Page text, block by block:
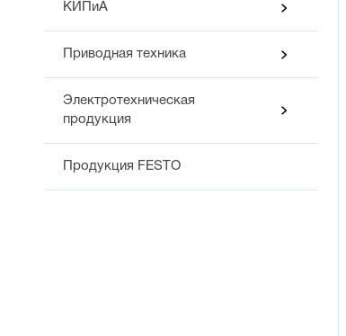
КИПиА
Приводная техника
Электротехническая
продукция
Продукция FESTO